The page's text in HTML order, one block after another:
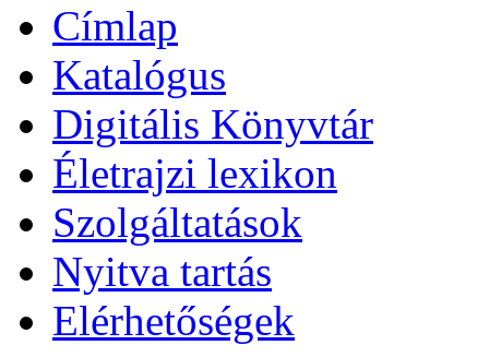
Címlap
Katalógus
Digitális Könyvtár
Életrajzi lexikon
Szolgáltatások
Nyitva tartás
Elérhetőségek